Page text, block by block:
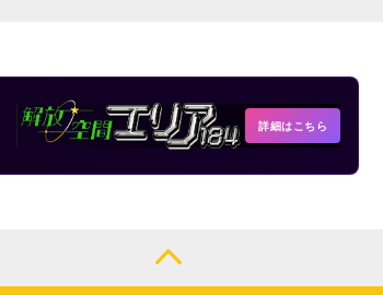
詳細はこちら